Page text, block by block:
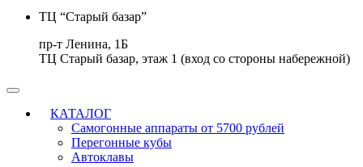
ТЦ “Старый базар”
пр-т Ленина, 1Б
ТЦ Старый базар, этаж 1 (вход со стороны набережной)
КАТАЛОГ
Самогонные аппараты от 5700 рублей
Перегонные кубы
Автоклавы